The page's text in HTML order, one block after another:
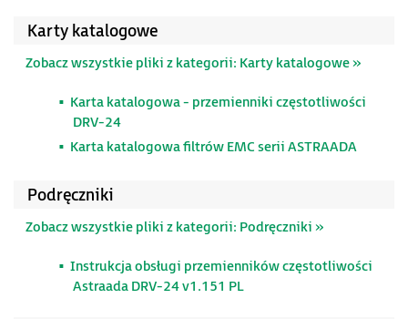
Karty katalogowe
Zobacz wszystkie pliki z kategorii: Karty katalogowe »
Karta katalogowa - przemienniki częstotliwości
DRV-24
Karta katalogowa filtrów EMC serii ASTRAADA
Podręczniki
Zobacz wszystkie pliki z kategorii: Podręczniki »
Instrukcja obsługi przemienników częstotliwości
Astraada DRV-24 v1.151 PL